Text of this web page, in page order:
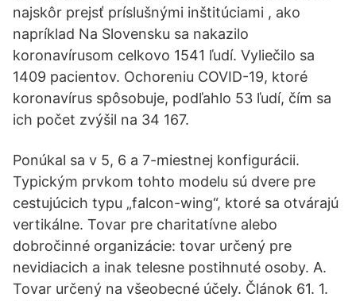
najskôr prejsť príslušnými inštitúciami , ako
napríklad Na Slovensku sa nakazilo
koronavírusom celkovo 1541 ľudí. Vyliečilo sa
1409 pacientov. Ochoreniu COVID-19, ktoré
koronavírus spôsobuje, podľahlo 53 ľudí, čím sa
ich počet zvýšil na 34 167.
Ponúkal sa v 5, 6 a 7-miestnej konfigurácii.
Typickým prvkom tohto modelu sú dvere pre
cestujúcich typu „falcon-wing“, ktoré sa otvárajú
vertikálne. Tovar pre charitatívne alebo
dobročinné organizácie: tovar určený pre
nevidiacich a inak telesne postihnuté osoby. A.
Tovar určený na všeobecné účely. Článok 61. 1.